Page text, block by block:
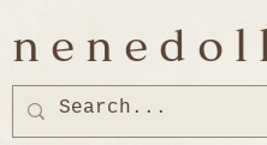
nenedoll